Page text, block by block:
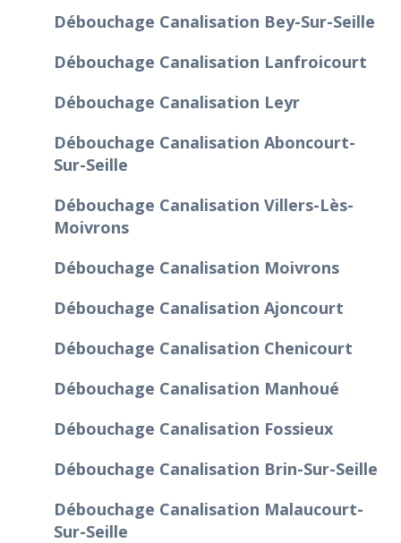
Débouchage Canalisation Bey-Sur-Seille
Débouchage Canalisation Lanfroicourt
Débouchage Canalisation Leyr
Débouchage Canalisation Aboncourt-
Sur-Seille
Débouchage Canalisation Villers-Lès-
Moivrons
Débouchage Canalisation Moivrons
Débouchage Canalisation Ajoncourt
Débouchage Canalisation Chenicourt
Débouchage Canalisation Manhoué
Débouchage Canalisation Fossieux
Débouchage Canalisation Brin-Sur-Seille
Débouchage Canalisation Malaucourt-
Sur-Seille